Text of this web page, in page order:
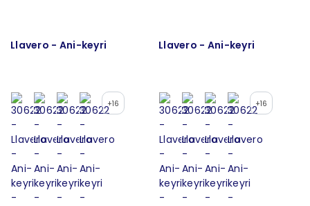
Llavero - Ani-keyri
+16
Llavero - Ani-keyri
+16